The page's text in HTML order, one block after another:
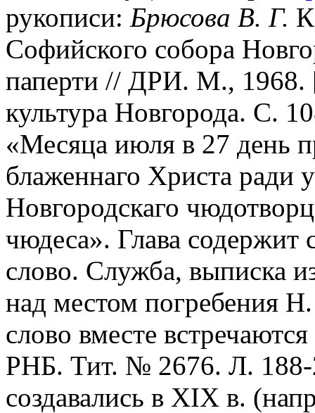
рукописи: Брюсова В. Г.
Софийского собора
паперти // ДРИ. М., 1968.
культура Новгорода. С.
«Месяца июля в 27 день
блаженнаго Христа ради
Новгородскаго
чюдеса». Глава
слово. Служба, выписка
над местом погребения
слово вместе
РНБ. Тит. № 2676. Л. 188-
создавались в XIX в.